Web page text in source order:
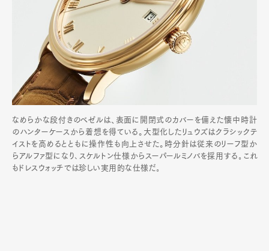
なめらかな段付きのベゼルは、表面に開閉式のカバーを備えた懐中時計
のハンターケースから着想を得ている。大型化したリュウズはクラシックテ
イストを高めるとともに操作性も向上させた。時分針は従来のリーフ型か
らアルファ型になり､スケルトン仕様からスーパールミノバを採用する｡これ
もドレスウォッチでは珍しい実用的な仕様だ｡